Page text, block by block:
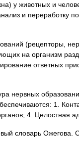
у животных и
и
(рецепторы,
на организм
ответных
нервных
1.
4.
словарь Ожегова.